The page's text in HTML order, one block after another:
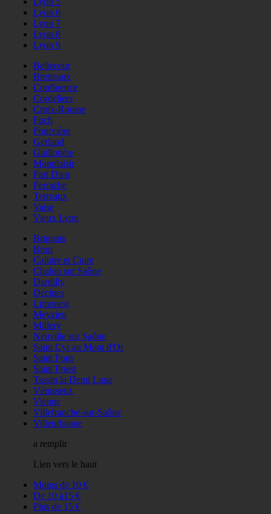
Lyon 6
Lyon 7
Lyon 8
Lyon 9
Bellecour
Brotteaux
Confluence
Cordeliers
Croix-Rousse
Foch
Fourvière
Gerland
Guillotière
Monplaisir
Part Dieu
Perrache
Terreaux
Vaise
Vieux Lyon
Brignais
Bron
Caluire et Cuire
Chalon sur Saône
Dardilly
Décines
Limonest
Meyzieu
Millery
Neuville sur Saône
Saint Cyr au Mont d'Or
Saint Fons
Saint Priest
Tassin la Demi Lune
Vénisseux
Vienne
Villefranche-sur-Saône
Villeurbanne
a remplir
Lien vers le haut
Moins de 10 €
De 10 à15 €
Plus de 15 €